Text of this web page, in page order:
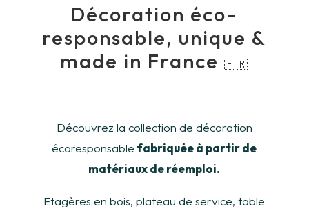
Décoration éco-
responsable, unique &
made in France 🇫🇷
Découvrez la collection de décoration
écoresponsable fabriquée à partir de
matériaux de réemploi.
Etagères en bois, plateau de service, table